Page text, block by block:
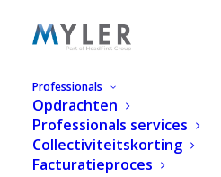
Professionals
Opdrachten
Professionals services
Collectiviteitskorting
Facturatieproces
Services voor